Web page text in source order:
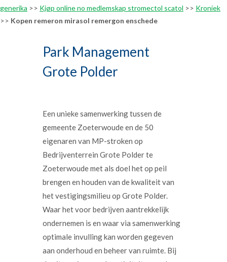
generika >> Kjøp online no medlemskap stromectol scatol >> Kroniek
>> Kopen remeron mirasol remergon enschede
Park Management
Grote Polder
Een unieke samenwerking tussen de
gemeente Zoeterwoude en de 50
eigenaren van MP-stroken op
Bedrijventerrein Grote Polder te
Zoeterwoude met als doel het op peil
brengen en houden van de kwaliteit van
het vestigingsmilieu op Grote Polder.
Waar het voor bedrijven aantrekkelijk
ondernemen is en waar via samenwerking
optimale invulling kan worden gegeven
aan onderhoud en beheer van ruimte. Bij